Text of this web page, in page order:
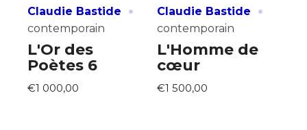
Claudie Bastide ·
contemporain
L'Or des
Poètes 6
€1 000,00
Claudie Bastide ·
contemporain
L'Homme de
cœur
€1 500,00